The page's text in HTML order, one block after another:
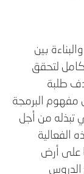
بين
لتحقق
طلبة
مفهوم البرمجة
تبذله من أجل
الفعالية
على أرض
الدروس